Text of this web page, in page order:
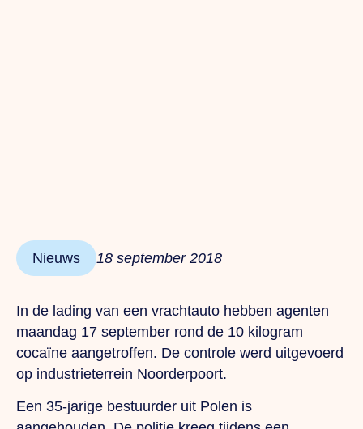
Nieuws 18 september 2018
In de lading van een vrachtauto hebben agenten
maandag 17 september rond de 10 kilogram
cocaïne aangetroffen. De controle werd uitgevoerd
op industrieterrein Noorderpoort.
Een 35-jarige bestuurder uit Polen is